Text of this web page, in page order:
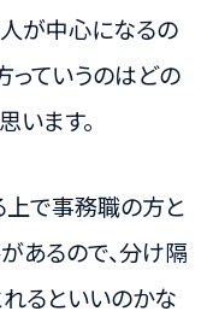
人が中心になるの
っていうのはどの
います。
上で事務職の方と
あるので、分け隔
るといいのかな